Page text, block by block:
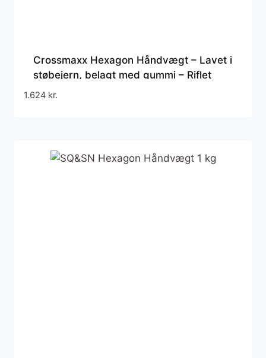
Crossmaxx Hexagon Håndvægt – Lavet i
støbejern, belagt med gummi – Riflet
håndtag for godt greb – Til crossfit og
1.624 kr.